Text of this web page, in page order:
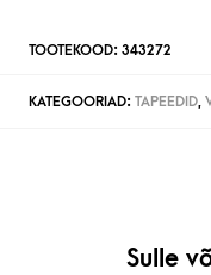
TOOTEKOOD: 343272
KATEGOORIAD: TAPEEDID,
Sulle